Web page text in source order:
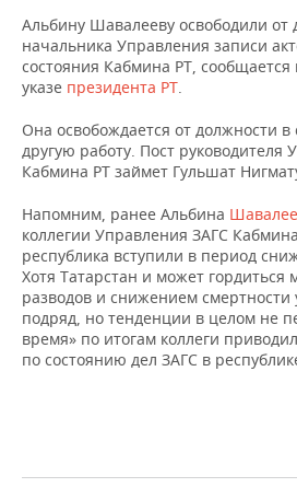
ДЕКЛАРАЦИИ О ДОХОДАХ
КОРОЛИ ГОСЗАКАЗА ПФО
КОМУ ПРИНАДЛЕЖАТ
ТОРГОВЫЕ ЦЕНТРЫ
НОВОСТИ ЭКОНОМИКИ
ФИНАНСЫ
БЮДЖЕТ
ИНВЕСТИЦИИ
ПРОМЫШЛЕННОСТЬ
НОВОСТИ
ПРОМЫШЛЕННОСТИ
АГРОПРОМ
МАШИНОСТРОЕНИЕ
НЕФТЕХИМИЯ
НЕФТЬ
ОПК
НЕДВИЖИМОСТЬ
НОВОСТИ АВТО
БИЗНЕС
НОВОСТИ БИЗНЕСА
РОЗНИЧНАЯ ТОРГОВЛЯ
ТРАНСПОРТ
УСЛУГИ
ТЕХНОЛОГИИ
НОВОСТИ ТЕХНОЛОГИЙ
IT
МЕДИА
МЕРОПРИЯТИЯ
НОВОСТИ МЕРОПРИЯТИЙ
ВЫЕЗДНАЯ РЕДАКЦИЯ
СПОРТ
НОВОСТИ СПОРТА
ОБЩЕСТВО
Альбину Шавалееву освободили от
начальника Управления записи
состояния Кабмина РТ,
указе президента РТ.
Она освобождается от должности в
другую работу. Пост руководителя
Кабмина РТ займет Гульшат
Напомним, ранее Альбина
коллегии Управления ЗАГС
республика вступили в период
Хотя Татарстан и может
разводов и снижением смертности
подряд, но тенденции в целом не
время» по итогам коллеги
по состоянию дел ЗАГС в